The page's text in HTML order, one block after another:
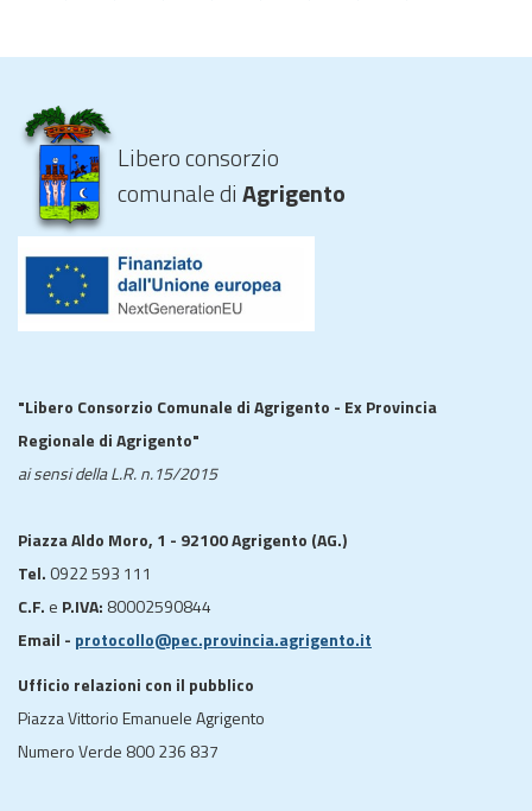
Libero consorzio
comunale diAgrigento
"Libero Consorzio Comunale di Agrigento - Ex Provincia
Regionale di Agrigento"
ai sensi della L.R. n.15/2015
Piazza Aldo Moro, 1 - 92100 Agrigento (AG.)
Tel. 0922 593 111
C.F. e P.IVA: 80002590844
Email - protocollo@pec.provincia.agrigento.it
Ufficio relazioni con il pubblico
Piazza Vittorio Emanuele Agrigento
Numero Verde 800 236 837